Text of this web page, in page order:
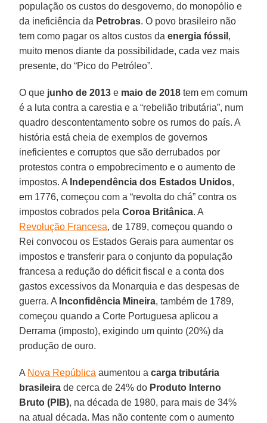
população os custos do desgoverno, do monopólio e
da ineficiência da Petrobras. O povo brasileiro não
tem como pagar os altos custos daenergia fóssil ,
muito menos diante da possibilidade, cada vez mais
presente, do “Pico do Petróleo”.
O que junho de 2013 e maio de 2018 tem em comum
é a luta contra a carestia e a “rebelião tributária”, num
quadro descontentamento sobre os rumos do país. A
história está cheia de exemplos de governos
ineficientes e corruptos que são derrubados por
protestos contra o empobrecimento e o aumento de
impostos. A Independência dos Estados Unidos,
em 1776, começou com a “revolta do chá” contra os
impostos cobrados pelaCoroa Britânica. A
Revolução Francesa, de 1789, começou quando o
Rei convocou os Estados Gerais para aumentar os
impostos e transferir para o conjunto da população
francesa a redução do déficit fiscal e a conta dos
gastos excessivos da Monarquia e das despesas de
guerra. A Inconfidência Mineira, também de 1789,
começou quando a Corte Portuguesa aplicou a
Derrama (imposto), exigindo um quinto (20%) da
produção de ouro.
A Nova República aumentou acarga tributária
brasileira de cerca de 24% do Produto Interno
Bruto (PIB), na década de 1980, para mais de 34%
na atual década. Mas não contente com o aumento